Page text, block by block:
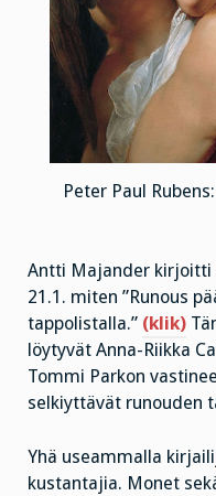
Peter Paul
Antti Majander kirjoitti
21.1. miten ”Runous
tappolistalla.” (klik)
löytyvät Anna-Riikka
Tommi Parkon
selkiyttävät runouden
Yhä useammalla
kustantajia. Monet